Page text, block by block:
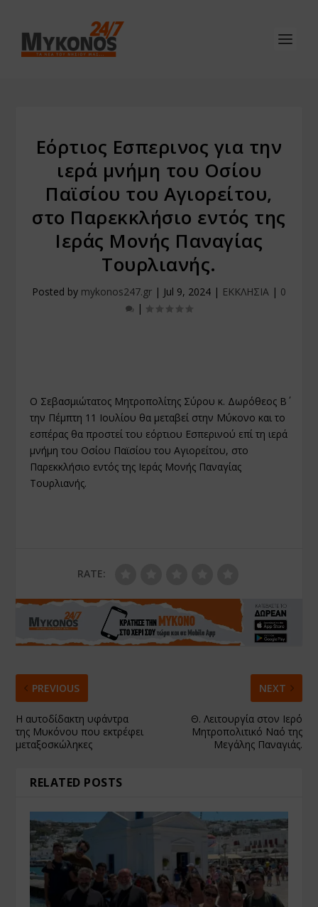
Εόρτιος Εσπερινος για την
ιερά μνήμη του Οσίου
Παϊσίου του Αγιορείτου,
στο Παρεκκλήσιο εντός της
Ιεράς Μονής Παναγίας
Τουρλιανής.
Posted by mykonos247.gr | Jul 9, 2024 | ΕΚΚΛΗΣΙΑ | 0
|
Ο Σεβασμιώτατος Μητροπολίτης Σύρου κ. Δωρόθεος Β΄
την Πέμπτη 11 Ιουλίου θα μεταβεί στην Μύκονο και το
εσπέρας θα προστεί του εόρτιου Εσπερινού επί τη ιερά
μνήμη του Οσίου Παϊσίου του Αγιορείτου, στο
Παρεκκλήσιο εντός της Ιεράς Μονής Παναγίας
Τουρλιανής.
RATE:
PREVIOUS
Η αυτοδίδακτη υφάντρα
της Μυκόνου που εκτρέφει
μεταξοσκώληκες
NEXT
Θ. Λειτουργία στον Ιερό
Μητροπολιτικό Ναό της
Μεγάλης Παναγιάς.
RELATED POSTS